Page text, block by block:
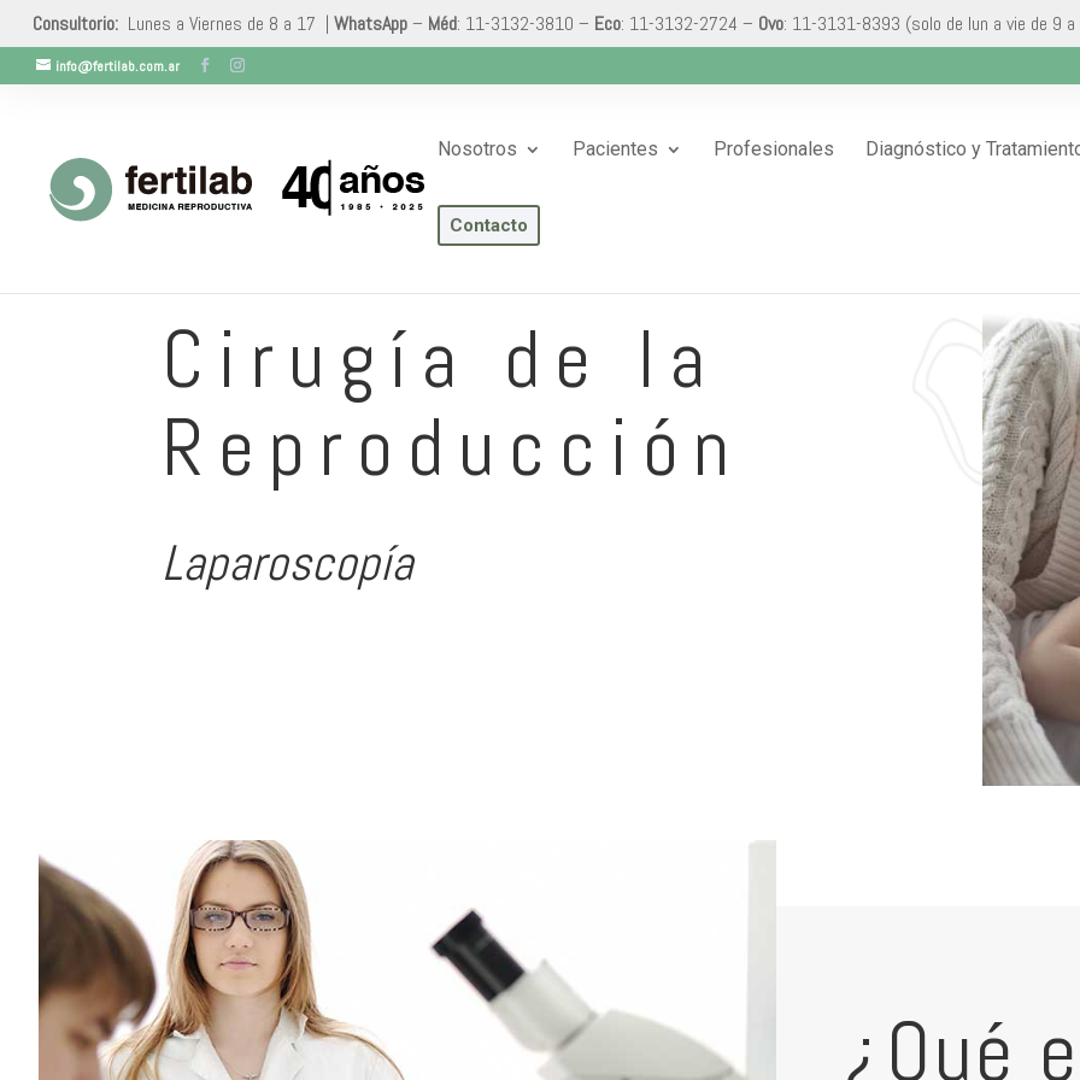
Consultorio:Lunes a Viernes de 8 a 17 | WhatsApp– Méd: 11-3132-3810 – Eco: 11-3132-2724 – Ovo: 11-3131-8393 (solo de lun a vie de 9
info@fertilab.com.ar
Nosotros Pacientes Profesionales Diagnóstico y
Contacto
Cirugía de la
Reproducción
Laparoscopía
¿Qué